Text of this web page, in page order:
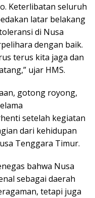
Keterlibatan seluruh
latar belakang
di Nusa
dengan baik.
terus kita jaga dan
ujar HMS.
gotong royong,
setelah kegiatan
dari kehidupan
Tenggara Timur.
bahwa Nusa
sebagai daerah
tetapi juga